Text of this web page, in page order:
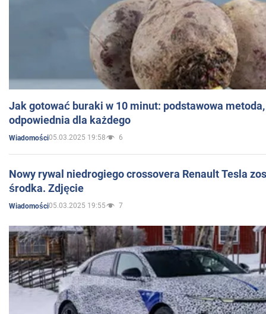
Jak gotować buraki w 10 minut: podstawowa
odpowiednia dla każdego
Wiadomości05.03.2025 19:58 6
Nowy rywal niedrogiego crossovera Renault Tesla
środka. Zdjęcie
Wiadomości05.03.2025 19:55 7